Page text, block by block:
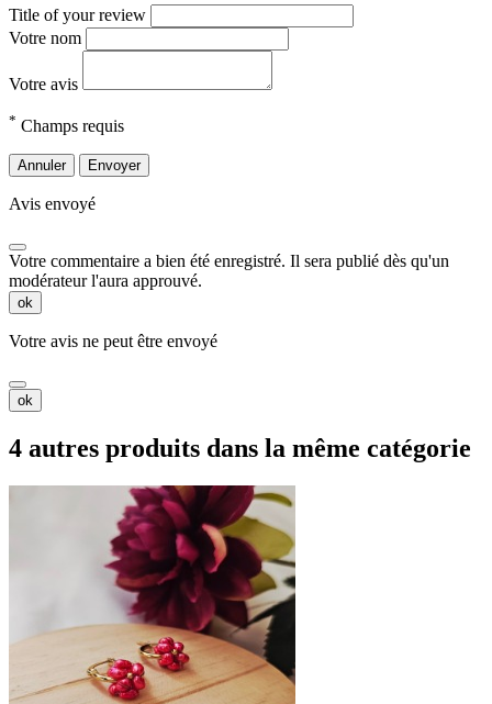
Title of your review
Votre nom
Votre avis
* Champs requis
Annuler Envoyer
Avis envoyé
Votre commentaire a bien été enregistré. Il sera publié dès qu'un
modérateur l'aura approuvé.
ok
Votre avis ne peut être envoyé
ok
4 autres produits dans la même catégorie